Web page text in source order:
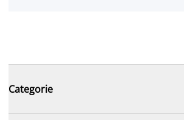
Categorie